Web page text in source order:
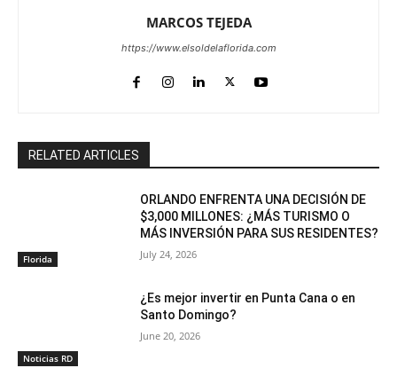
MARCOS TEJEDA
https://www.elsoldelaflorida.com
RELATED ARTICLES
Florida
ORLANDO ENFRENTA UNA DECISIÓN DE
$3,000 MILLONES: ¿MÁS TURISMO O
MÁS INVERSIÓN PARA SUS RESIDENTES?
July 24, 2026
Noticias RD
¿Es mejor invertir en Punta Cana o en
Santo Domingo?
June 20, 2026